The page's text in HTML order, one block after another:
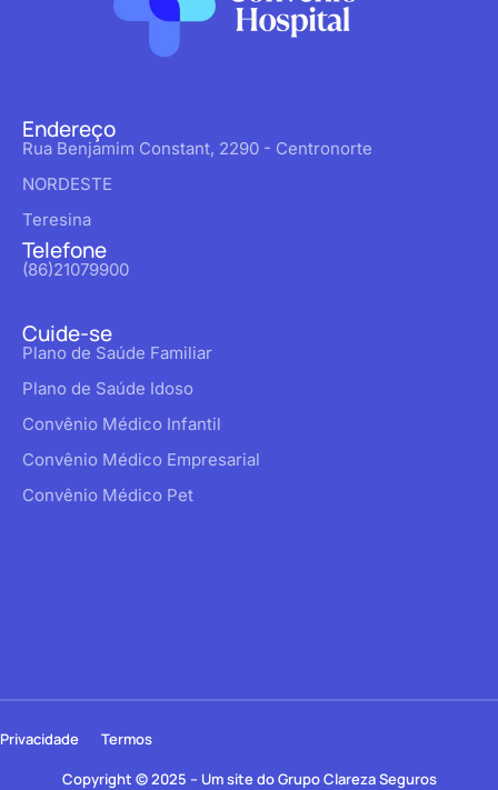
Endereço
Rua Benjamim Constant, 2290 - Centronorte
NORDESTE
Teresina
Telefone
(86)21079900
Cuide-se
Plano de Saúde Familiar
Plano de Saúde Idoso
Convênio Médico Infantil
Convênio Médico Empresarial
Convênio Médico Pet
Copyright © 2025 – Um site do Grupo Clareza Seguros
Privacidade Termos